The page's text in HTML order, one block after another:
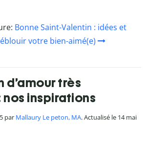
Bonne Saint-Valentin : idées et
votre bien-aimé(e)
très
inspirations
par Mallaury Le peton, MA. Actualisé le 14 mai